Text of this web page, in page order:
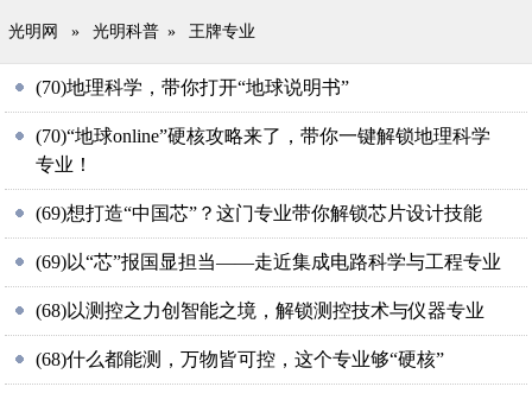
光明网 » 光明科普 » 王牌专业
(70)地理科学，带你打开“地球说明书”
(70)“地球online”硬核攻略来了，带你一键解锁地理科学
专业！
(69)想打造“中国芯”？这门专业带你解锁芯片设计技能
(69)以“芯”报国显担当——走近集成电路科学与工程专业
(68)以测控之力创智能之境，解锁测控技术与仪器专业
(68)什么都能测，万物皆可控，这个专业够“硬核”